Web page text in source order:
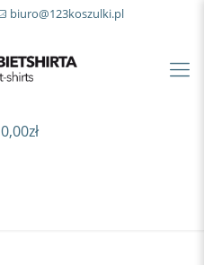
biuro@123koszulki.pl
0,00zł